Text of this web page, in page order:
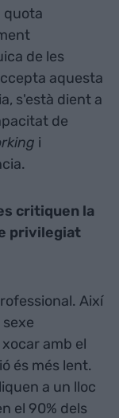
quota
de les
aquesta
s'està dient a
de
i
critiquen la
privilegiat
Així
amb el
és més lent.
a un lloc
el 90% dels